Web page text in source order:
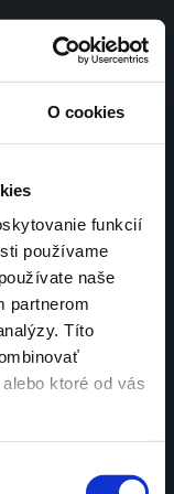
O cookies
funkcií
používame
naše
partnerom
Títo
ktoré od vás
SK | EN